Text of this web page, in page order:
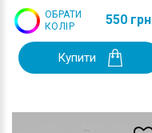
ОБРАТИ
КОЛІР
550 грн
Купити